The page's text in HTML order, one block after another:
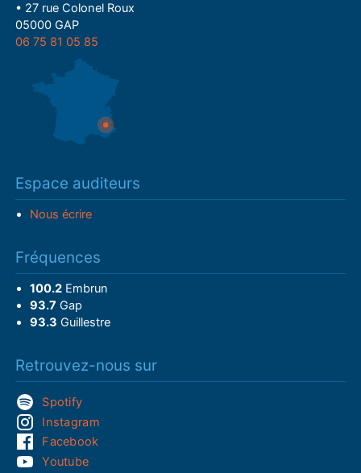
• 27 rue Colonel Roux
05000 GAP
06 75 81 05 85
Espace auditeurs
Nous écrire
Fréquences
100.2Embrun
93.7 Gap
93.3 Guillestre
Retrouvez-nous sur
Spotify
Instagram
Facebook
Youtube